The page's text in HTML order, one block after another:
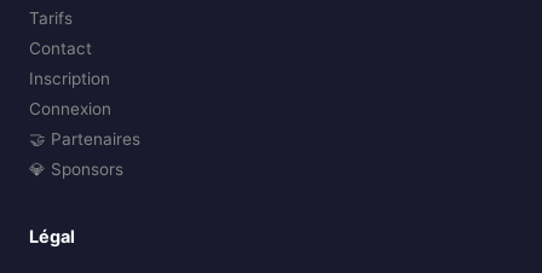
Tarifs
Contact
Inscription
Connexion
🤝 Partenaires
💎 Sponsors
Légal